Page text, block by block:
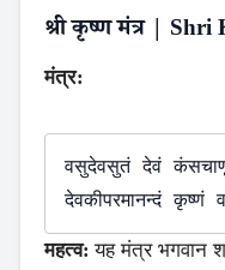
श्री कृष्ण मंत्र |
मंत्र:
वसुदेवसुतं देवं
महत्व: यह मंत्र भगवान